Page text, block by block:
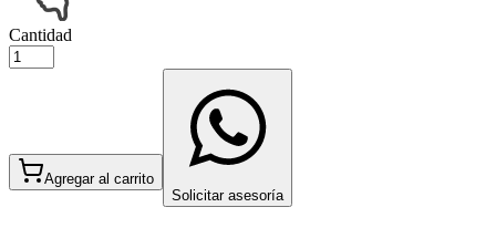
Cantidad
Agregar al carrito
Solicitar asesoría